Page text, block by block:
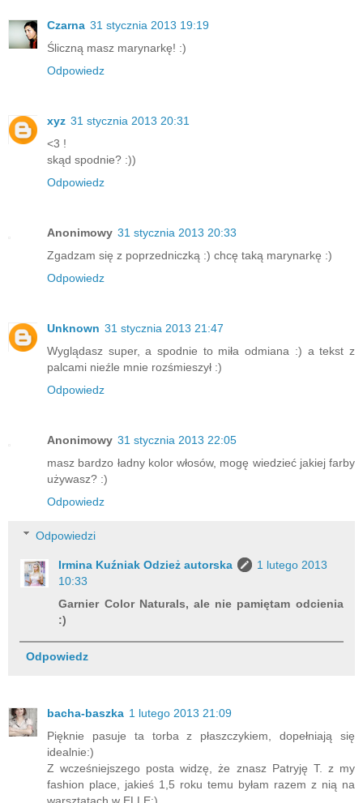
Czarna 31 stycznia 2013 19:19
Śliczną masz marynarkę! :)
Odpowiedz
xyz 31 stycznia 2013 20:31
<3 !
skąd spodnie? :))
Odpowiedz
Anonimowy 31 stycznia 2013 20:33
Zgadzam się z poprzedniczką :) chcę taką marynarkę :)
Odpowiedz
Unknown 31 stycznia 2013 21:47
Wyglądasz super, a spodnie to miła odmiana :) a tekst z
palcami nieźle mnie rozśmieszył :)
Odpowiedz
Anonimowy 31 stycznia 2013 22:05
masz bardzo ładny kolor włosów, mogę wiedzieć jakiej farby
używasz? :)
Odpowiedz
Odpowiedzi
Irmina Kuźniak Odzież autorska
1 lutego 2013
10:33
Garnier Color Naturals, ale nie pamiętam odcienia
:)
Odpowiedz
bacha-baszka 1 lutego 2013 21:09
Pięknie pasuje ta torba z płaszczykiem, dopełniają się
idealnie:)
Z wcześniejszego posta widzę, że znasz Patryję T. z my
fashion place, jakieś 1,5 roku temu byłam razem z nią na
warsztatach w ELLE:)